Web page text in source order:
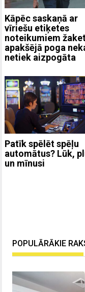
Kāpēc saskaņā ar
vīriešu etiķetes
noteikumiem
apakšējā poga
netiek aizpogāta
Patīk spēlēt spēļu
automātus? Lūk,
un mīnusi
POPULĀRĀKIE